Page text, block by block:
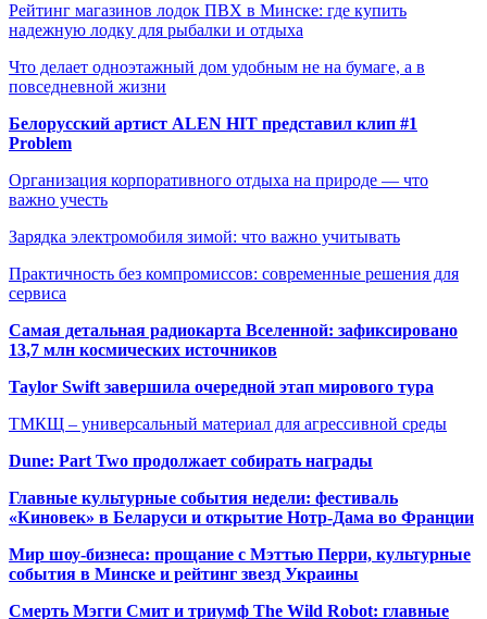
Рейтинг магазинов лодок ПВХ в Минске: где купить
надежную лодку для рыбалки и отдыха
Что делает одноэтажный дом удобным не на бумаге, а в
повседневной жизни
Белорусский артист ALEN HIT представил клип #1
Problem
Организация корпоративного отдыха на природе — что
важно учесть
Зарядка электромобиля зимой: что важно учитывать
Практичность без компромиссов: современные решения для
сервиса
Самая детальная радиокарта Вселенной: зафиксировано
13,7 млн космических источников
Taylor Swift завершила очередной этап мирового тура
ТМКЩ – универсальный материал для агрессивной среды
Dune: Part Two продолжает собирать награды
Главные культурные события недели: фестиваль
«Киновек» в Беларуси и открытие Нотр-Дама во Франции
Мир шоу-бизнеса: прощание с Мэттью Перри, культурные
события в Минске и рейтинг звезд Украины
Смерть Мэгги Смит и триумф The Wild Robot: главные